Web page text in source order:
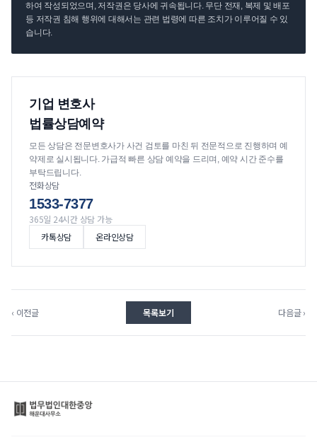
하여 작성되었으며, 저작권은 당사에 귀속됩니다. 무단 전재, 복제 및 배포
등 저작권 침해 행위에 대해서는 관련 법령에 따른 조치가 이루어질 수 있
습니다.
기업 변호사
법률상담예약
모든 상담은 전문변호사가 사건 검토를 마친 뒤 전문적으로 진행하며 예
약제로 실시됩니다. 가급적 빠른 상담 예약을 드리며, 예약 시간 준수를
부탁드립니다.
전화상담
1533-7377
365일 24시간 상담 가능
카톡상담
온라인상담
‹ 이전글 목록보기 다음글 ›